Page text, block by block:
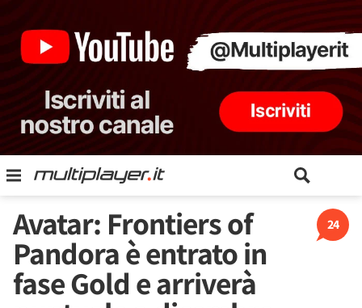
24
Avatar: Frontiers of
Pandora è entrato in
fase Gold e arriverà